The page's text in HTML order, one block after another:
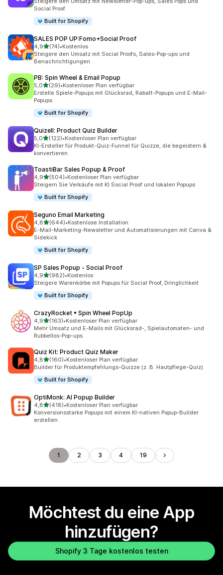
Social Proof.
Built for Shopify
SALES POP UP:Fomo+Social Proof
4,9von 5 Sternen
(74)
74 Rezensionen insgesamt
•Kostenlos
Steigere den Umsatz mit Social Proofs, Sales-Pop-ups und
Benachrichtigungen.
PB: Spin Wheel & Email Popup
5,0von 5 Sternen
(29)
29 Rezensionen insgesamt
•Kostenloser Plan verfügbar
Erstelle Spiele-Popups mit Glücksrad, Rabatt-Popups und E-Mail-
Popups
Built for Shopify
Quizell: Product Quiz Builder
5,0von 5 Sternen
(122)
122 Rezensionen insgesamt
•Kostenloser Plan verfügbar
KI-Ersteller für Produkt-Quiz-Funnel für Quizze, die begeistern &
konvertieren
ToastiBar Sales Popup & Proof
4,9von 5 Sternen
(504)
504 Rezensionen insgesamt
•Kostenloser Plan verfügbar
Steigern Sie Verkäufe mit KI Social Proof und lokalen Popups
Built for Shopify
Seguno Email Marketing
4,8von 5 Sternen
(644)
644 Rezensionen insgesamt
•Kostenlose Installation
E-Mail-Marketing-Newsletter und Automatisierungen mit Canva &
Sidekick
Built for Shopify
SP Sales Popup ‑ Social Proof
4,9von 5 Sternen
(982)
982 Rezensionen insgesamt
•Kostenlos
Steigere Warenkörbe mit Popups für Social Proof, Dringlichkeit
Built for Shopify
CrazyRocket • Spin Wheel PopUp
4,9von 5 Sternen
(163)
163 Rezensionen insgesamt
•Kostenloser Plan verfügbar
Mehr Umsatz und E-Mails mit Glücksrad-, Spielautomaten- und
Rubbellos-Pop-ups
Quiz Kit: Product Quiz Maker
4,8von 5 Sternen
(160)
160 Rezensionen insgesamt
•Kostenloser Plan verfügbar
Builder für Produktempfehlungs-Quizze (z. B. Hautpflege-Quiz)
Built for Shopify
OptiMonk: AI Popup Builder
4,8von 5 Sternen
(418)
418 Rezensionen insgesamt
•Kostenloser Plan verfügbar
Konversionsstarke Popups mit einem KI-nativen Popup-Builder
erstellen.
1 2 3 4 19
Möchtest du eine App
hinzufügen?
Shopify 3 Tage kostenlos testen